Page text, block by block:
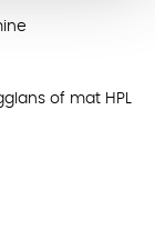
of mat HPL